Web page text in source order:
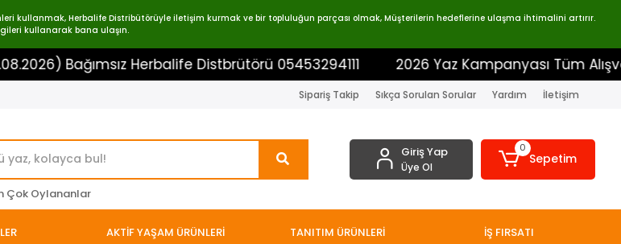
kullanmak, Herbalife Distribütörüyle iletişim kurmak ve bir topluluğun parçası olmak, Müşterilerin hedeflerine ulaşma ihtimalini artırır.
kullanarak bana ulaşın.
Herbalife Distbrütörü 05453294111 2026 Yaz Kampanyası Tüm
Sipariş Takip Sıkça Sorulan Sorular Yardım İletişim
Çok Oylananlar
Giriş Yap
Üye Ol
0
Sepetim
AKTİF YAŞAM ÜRÜNLERİ TANITIM ÜRÜNLERİ İŞ FIRSATI